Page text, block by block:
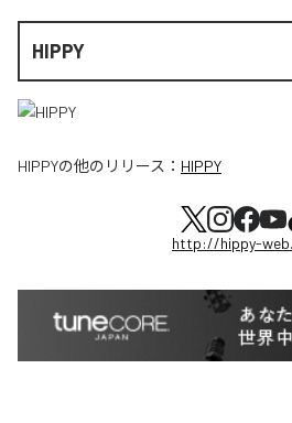
HIPPY
HIPPYの他のリリース： HIPPY
http://hippy-